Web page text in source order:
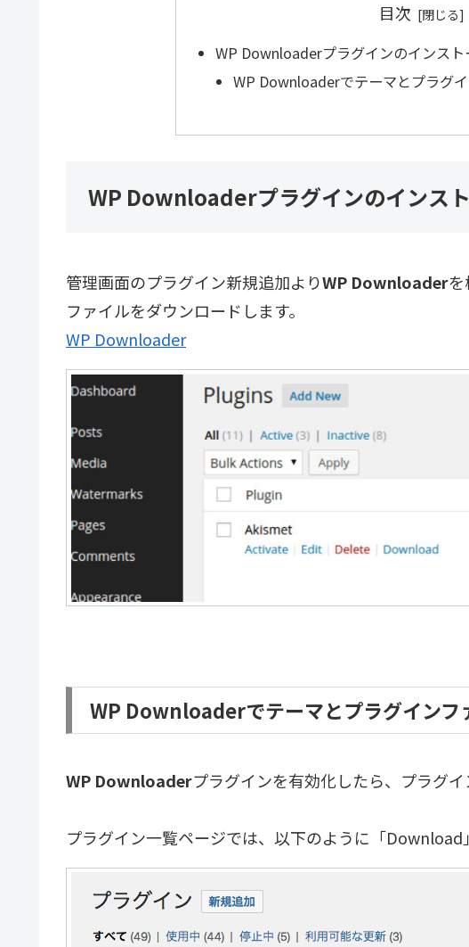
目次
WP Downloaderプラグインのインスト
WP Downloaderでテーマとプラグ
WP Downloaderプラグインのインス
管理画面のプラグイン新規追加よりWP Downloader
ファイルをダウンロードします。
WP Downloader
WP Downloaderでテーマとプラグインフ
WP Downloaderプラグインを有効化したら、プラグ
プラグイン一覧ページでは、以下のように「Download